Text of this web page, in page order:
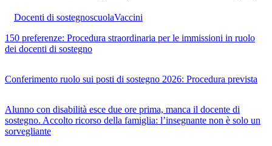
Docenti di sostegnoscuolaVaccini
150 preferenze: Procedura straordinaria per le immissioni in ruolo
dei docenti di sostegno
Conferimento ruolo sui posti di sostegno 2026: Procedura prevista
Alunno con disabilità esce due ore prima, manca il docente di
sostegno. Accolto ricorso della famiglia: l’insegnante non è solo un
sorvegliante